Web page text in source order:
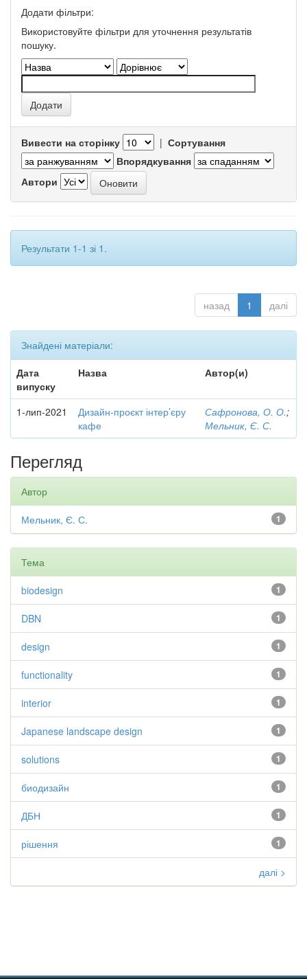
Додати фільтри:
Використовуйте фільтри для уточнення результатів
пошуку.
Вивести на сторінку | Сортування
Впорядкування
Автори
Результати 1-1 зі 1.
назад 1 далі
Знайдені матеріали:
Дата
випуску
Назва Автор(и)
1-лип-2021
Дизайн-проєкт інтер’єру
кафе
Сафронова, О. О.;
Мельник, Є. С.
Перегляд
Автор
1
Мельник, Є. С.
Тема
1
biodesign
1
DBN
1
design
1
functionality
1
interior
1
Japanese landscape design
1
solutions
1
биодизайн
1
ДБН
1
рішення
далі >